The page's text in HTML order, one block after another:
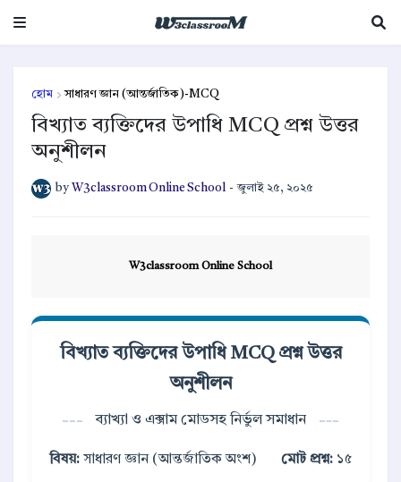
হোম সাধারণ জ্ঞান (আন্তর্জাতিক)-MCQ
বিখ্যাত ব্যক্তিদের উপাধি MCQ প্রশ্ন উত্তর
অনুশীলন
by W3classroom Online School - জুলাই ২৫, ২০২৫
W3classroom Online School
বিখ্যাত ব্যক্তিদের উপাধি MCQ প্রশ্ন উত্তর
অনুশীলন
ব্যাখ্যা ও এক্সাম মোডসহ নির্ভুল সমাধান
বিষয়: সাধারণ জ্ঞান (আন্তর্জাতিক অংশ) মোট প্রশ্ন: ১৫